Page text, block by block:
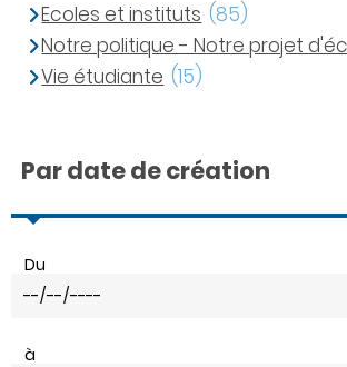
Ecoles et instituts (85)
Notre politique - Notre projet
Vie étudiante (15)
Par date de création
Du
à